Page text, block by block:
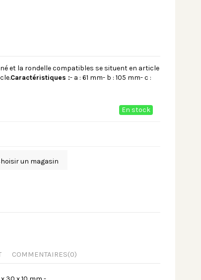
et la rondelle compatibles se situent en article
Caractéristiques :- a : 61 mm- b : 105 mm- c :
En stock
un magasin
COMMENTAIRES(0)